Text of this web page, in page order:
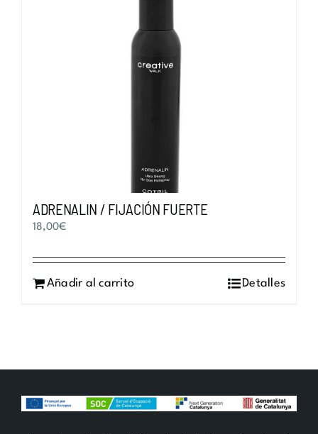
ADRENALIN / FIJACIÓN FUERTE
18,00€
Añadir al carrito Detalles